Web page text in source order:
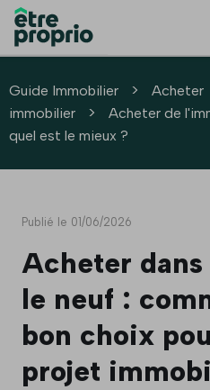
Guide Immobilier > Acheter
immobilier
>
Acheter de
quel est le mieux ?
Publié le 01/06/2026
Acheter
le neuf :
bon choix
projet